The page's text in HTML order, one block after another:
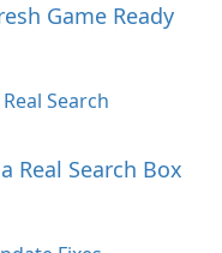
Game Ready
Real Search Box